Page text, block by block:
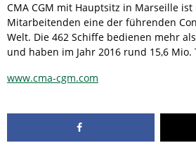
CMA CGM mit Hauptsitz in Marseille ist
Mitarbeitenden eine der führenden
Welt. Die 462 Schiffe bedienen mehr
und haben im Jahr 2016 rund 15,6 Mio.
www.cma-cgm.com